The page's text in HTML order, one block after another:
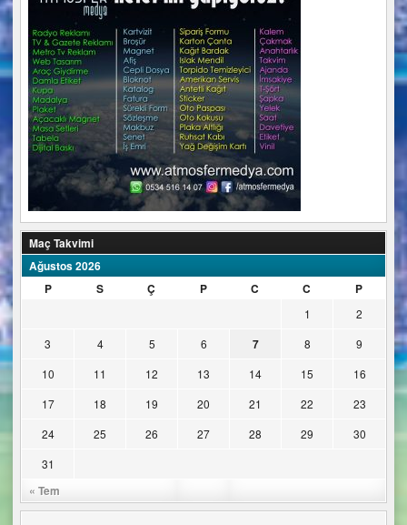
Maç Takvimi
Ağustos 2026
P
S Ç P C C P
« Tem
1
2
3
4 5 6 7 8
9
10
11 12 13 14 15
16
17
18 19 20 21 22
23
24
25 26 27 28 29
30
31